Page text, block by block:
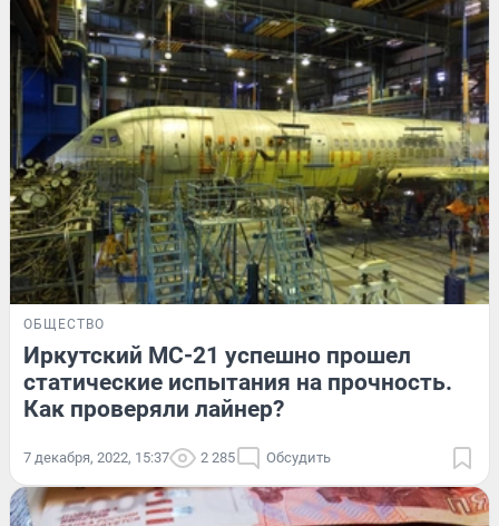
ОБЩЕСТВО
Иркутский МС-21 успешно прошел
статические испытания на прочность.
Как проверяли лайнер?
7 декабря, 2022, 15:37 2 285 Обсудить